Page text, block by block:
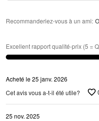
Recommanderiez-vous à un ami:
Excellent rapport qualité-prix (5 =
Acheté le 25 janv. 2026
Cet avis vous a-t-il été utile?
25 nov. 2025